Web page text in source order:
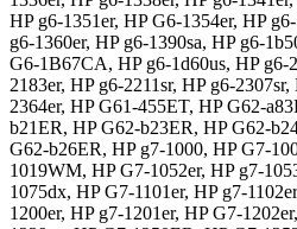
HP g6-1351er, HP G6-1354er, HP
g6-1360er, HP g6-1390sa, HP g6-
G6-1B67CA, HP g6-1d60us, HP g6-
2183er, HP g6-2211sr, HP g6-
2364er, HP G61-455ET, HP G62-
b21ER, HP G62-b23ER, HP G62-
G62-b26ER, HP g7-1000, HP G7-
1019WM, HP G7-1052er, HP g7-
1075dx, HP G7-1101er, HP g7-
1200er, HP g7-1201er, HP G7-